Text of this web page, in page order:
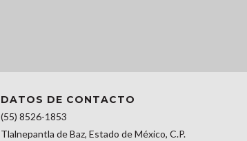
DATOS DE CONTACTO
(55) 8526-1853
Tlalnepantla de Baz, Estado de México, C.P.